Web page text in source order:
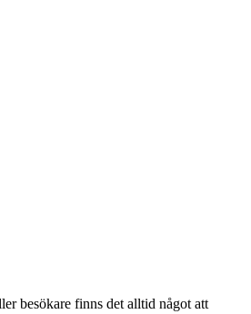
besökare finns det alltid något att